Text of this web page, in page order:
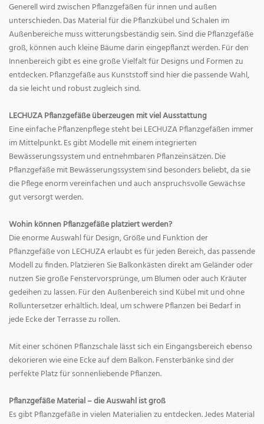
Generell wird zwischen Pflanzgefäßen für innen und außen
unterschieden. Das Material für die Pflanzkübel und Schalen im
Außenbereiche muss witterungsbeständig sein. Sind die Pflanzgefäße
groß, können auch kleine Bäume darin eingepflanzt werden. Für den
Innenbereich gibt es eine große Vielfalt für Designs und Formen zu
entdecken. Pflanzgefäße aus Kunststoff sind hier die passende Wahl,
da sie leicht und robust zugleich sind.
LECHUZA Pflanzgefäße überzeugen mit viel Ausstattung
Eine einfache Pflanzenpflege steht bei LECHUZA Pflanzgefäßen immer
im Mittelpunkt. Es gibt Modelle mit einem integrierten
Bewässerungssystem und entnehmbaren Pflanzeinsätzen. Die
Pflanzgefäße mit Bewässerungssystem sind besonders beliebt, da sie
die Pflege enorm vereinfachen und auch anspruchsvolle Gewächse
gut versorgt werden.
Wohin können Pflanzgefäße platziert werden?
Die enorme Auswahl für Design, Größe und Funktion der
Pflanzgefäße von LECHUZA erlaubt es für jeden Bereich, das passende
Modell zu finden. Platzieren Sie Balkonkästen direkt am Geländer oder
nutzen Sie große Fenstervorsprünge, um Blumen oder auch Kräuter
gedeihen zu lassen. Für den Außenbereich sind Kübel mit und ohne
Rolluntersetzer erhältlich. Ideal, um schwere Pflanzen bei Bedarf in
jede Ecke der Terrasse zu rollen.
Mit einer schönen Pflanzschale lässt sich ein Eingangsbereich ebenso
dekorieren wie eine Ecke auf dem Balkon. Fensterbänke sind der
perfekte Platz für sonnenliebende Pflanzen.
Pflanzgefäße Material – die Auswahl ist groß
Es gibt Pflanzgefäße in vielen Materialien zu entdecken. Jedes Material